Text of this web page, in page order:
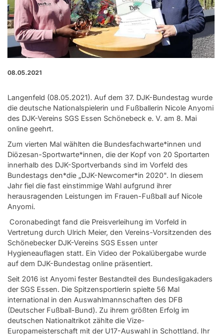
08.05.2021
Langenfeld (08.05.2021). Auf dem 37. DJK-Bundestag wurde
die deutsche Nationalspielerin und Fußballerin Nicole Anyomi
des DJK-Vereins SGS Essen Schönebeck e. V. am 8. Mai
online geehrt.
Zum vierten Mal wählten die Bundesfachwarte*innen und
Diözesan-Sportwarte*innen, die der Kopf von 20 Sportarten
innerhalb des DJK-Sportverbands sind im Vorfeld des
Bundestags den*die „DJK-Newcomer*in 2020". In diesem
Jahr fiel die fast einstimmige Wahl aufgrund ihrer
herausragenden Leistungen im Frauen-Fußball auf Nicole
Anyomi.
Coronabedingt fand die Preisverleihung im Vorfeld in
Vertretung durch Ulrich Meier, den Vereins-Vorsitzenden des
Schönebecker DJK-Vereins SGS Essen unter
Hygieneauflagen statt. Ein Video der Pokalübergabe wurde
auf dem DJK-Bundestag online präsentiert.
Seit 2016 ist Anyomi fester Bestandteil des Bundesligakaders
der SGS Essen. Die Spitzensportlerin spielte 56 Mal
international in den Auswahlmannschaften des DFB
(Deutscher Fußball-Bund). Zu ihrem größten Erfolg im
deutschen Nationaltrikot zählte die Vize-
Europameisterschaft mit der U17-Auswahl in Schottland. Ihr